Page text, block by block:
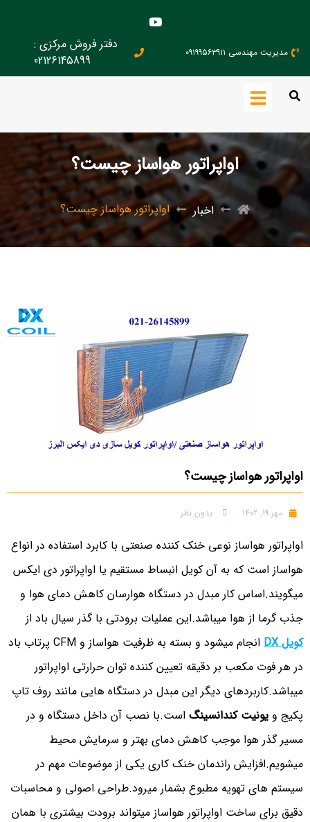
مدیریت مهندسی ۰۹۱۹۹۵۶۳۹۱۱
دفتر فروش مرکزی :
02126145899
اواپراتور هواساز چیست؟
اخبار اواپراتور هواساز چیست؟
اواپراتور هواساز چیست؟
مهر 19, 1402 بدون نظر
اواپراتور هواساز نوعی خنک کننده صنعتی با کابرد استفاده در انواع
هواساز است که به آن کویل انبساط مستقیم یا اواپراتور دی ایکس
میگویند.اساس کار مبدل در دستگاه هوارسان کاهش دمای هوا و
جذب گرما از هوا میباشد.این عملیات برودتی با گذر سیال باد از
کویل DX
انجام میشود و بسته به ظرفیت هواساز و CFM پرتاب باد
در هر فوت مکعب بر دقیقه تعیین کننده توان حرارتی اواپراتور
میباشد.کاربردهای دیگر این مبدل در دستگاه هایی مانند روف تاپ
پکیج و یونیت کندانسینگ است.با نصب آن داخل دستگاه و در
مسیر گذر هوا موجب کاهش دمای بهتر و سرمایش محیط
میشویم.افزایش راندمان خنک کاری یکی از موضوعات مهم در
سیستم های تهویه مطبوع بشمار میرود.طراحی اصولی و محاسبات
دقیق برای ساخت اواپراتور هواساز میتواند برودت بیشتری با همان